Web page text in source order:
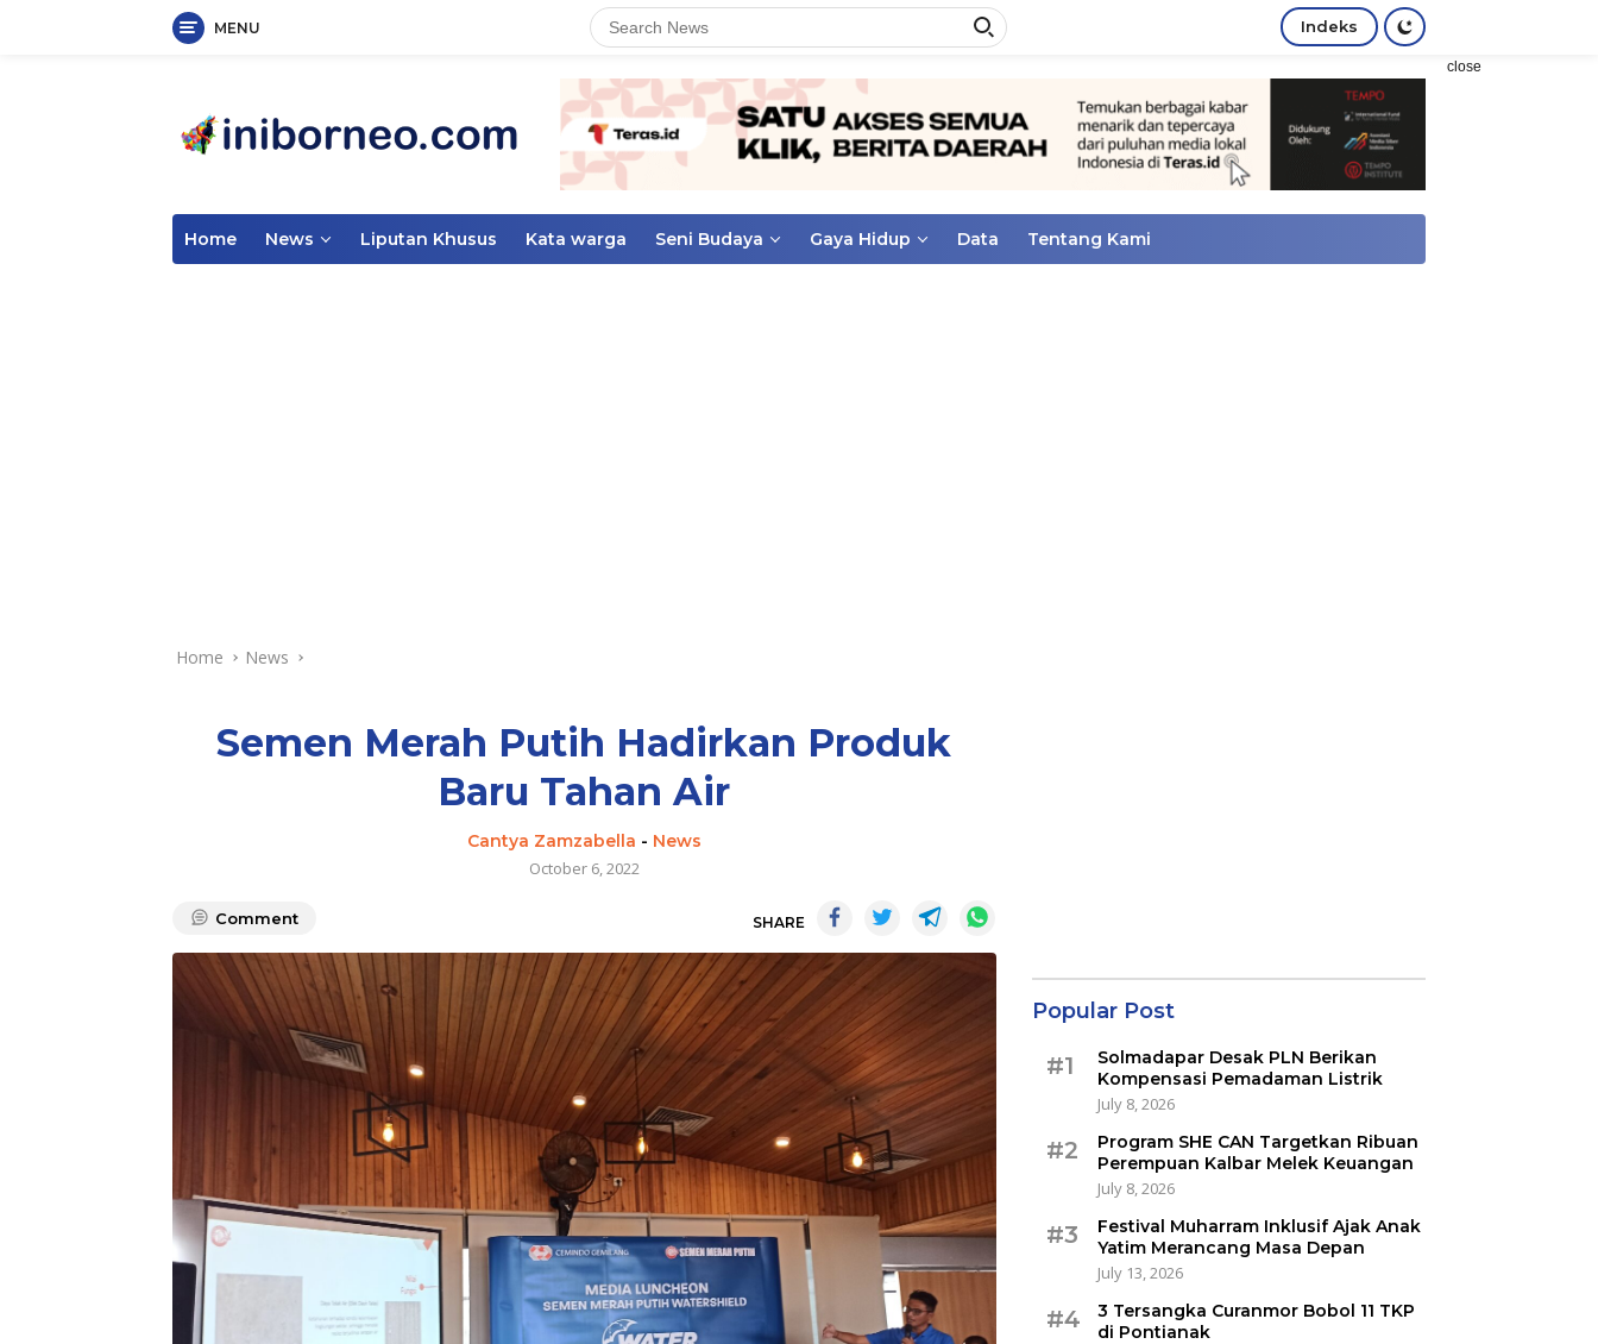
MENU Indeks
close
Home News Liputan Khusus Kata warga Seni Budaya Gaya Hidup Data Tentang Kami
Home News
Semen Merah Putih Hadirkan Produk
Baru Tahan Air
Cantya Zamzabella - News
October 6, 2022
Comment SHARE
Popular Post
#1
Solmadapar Desak PLN Berikan
Kompensasi Pemadaman Listrik
July 8, 2026
#2
Program SHE CAN Targetkan Ribuan
Perempuan Kalbar Melek Keuangan
July 8, 2026
#3
Festival Muharram Inklusif Ajak Anak
Yatim Merancang Masa Depan
July 13, 2026
#4
3 Tersangka Curanmor Bobol 11 TKP
di Pontianak